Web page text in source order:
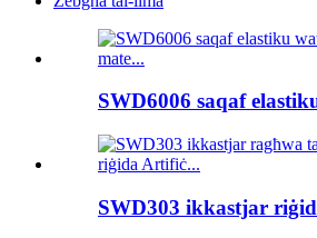
SWD6006 saqaf
SWD303 ikkastjar